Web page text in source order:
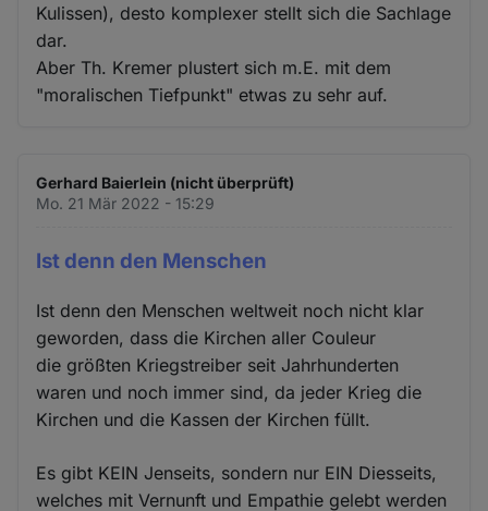
Kulissen), desto komplexer stellt sich die Sachlage
dar.
Aber Th. Kremer plustert sich m.E. mit dem
"moralischen Tiefpunkt" etwas zu sehr auf.
Gerhard Baierlein (nicht überprüft)
Mo. 21 Mär 2022 - 15:29
Ist denn den Menschen
Ist denn den Menschen weltweit noch nicht klar
geworden, dass die Kirchen aller Couleur
die größten Kriegstreiber seit Jahrhunderten
waren und noch immer sind, da jeder Krieg die
Kirchen und die Kassen der Kirchen füllt.
Es gibt KEIN Jenseits, sondern nur EIN Diesseits,
welches mit Vernunft und Empathie gelebt werden